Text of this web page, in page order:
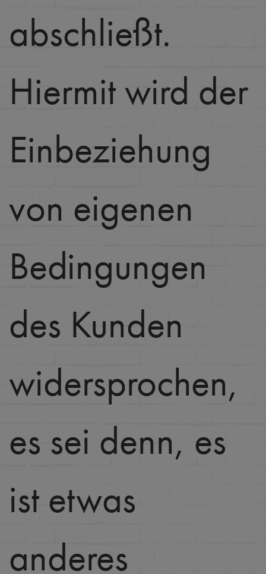
abschließt.
Hiermit wird der
Einbeziehung
von eigenen
Bedingungen
des Kunden
widersprochen,
es sei denn, es
ist etwas
anderes